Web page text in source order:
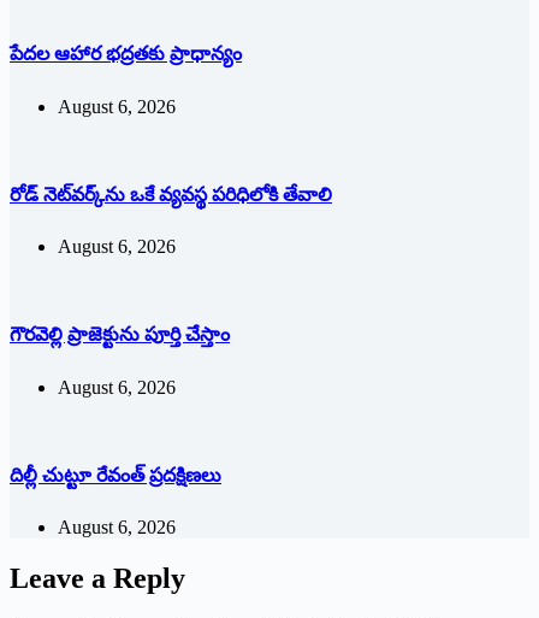
పేదల ఆహార భద్రతకు ప్రాధాన్యం
August 6, 2026
రోడ్ నెట్‌వర్క్‌ను ఒకే వ్య‌వ‌స్థ ప‌రిధిలోకి తేవాలి
August 6, 2026
గౌరవెల్లి ప్రాజెక్టును పూర్తి చేస్తాం
August 6, 2026
దిల్లీ చుట్టూ రేవంత్ ప్ర‌ద‌క్షిణ‌లు
August 6, 2026
Leave a Reply